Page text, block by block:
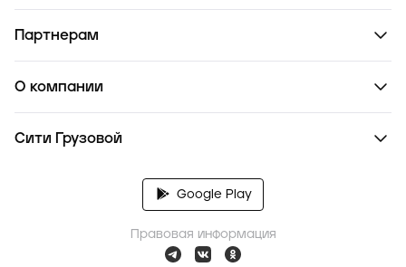
Партнерам
О компании
Сити Грузовой
Google Play
Правовая информация